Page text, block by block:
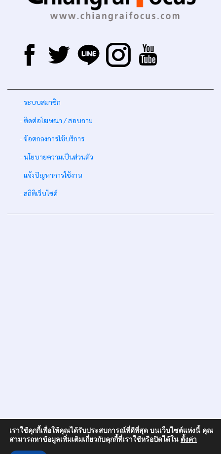
เราใช้คุกกี้เพื่อให้คุณได้รับประสบการณ์ที่ดีที่สุด บนเว็บไซต์แห่งนี้ คุณ
สามารถหาข้อมูลเพิ่มเติมเกี่ยวกับคุกกี้ที่เราใช้หรือปิดได้ใน ตั้งค่า
ระบบสมาชิก
ติดต่อโฆษณา / สอบถาม
ข้อตกลงการใช้บริการ
นโยบายความเป็นส่วนตัว
แจ้งปัญหาการใช้งาน
สถิติเว็บไซต์